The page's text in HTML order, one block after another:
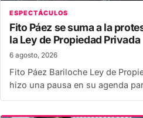
ESPECTÁCULOS
Fito Páez se suma a la
la Ley de Propiedad Privada
6 agosto, 2026
Fito Páez Bariloche Ley de
hizo una pausa en su agenda